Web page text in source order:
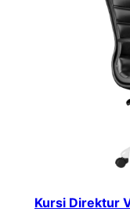
Kursi Direktur